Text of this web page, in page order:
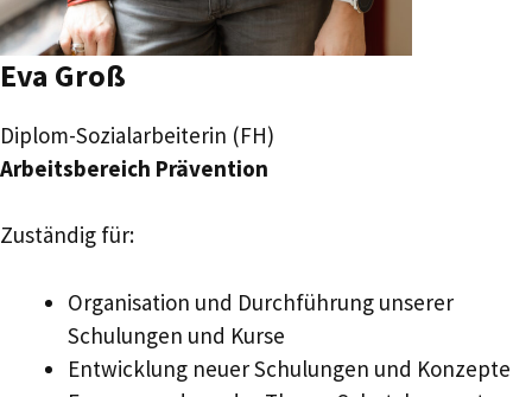
Eva Groß
Diplom-Sozialarbeiterin (FH)
Arbeitsbereich Prävention
Zuständig für:
Organisation und Durchführung unserer
Schulungen und Kurse
Entwicklung neuer Schulungen und Konzepte